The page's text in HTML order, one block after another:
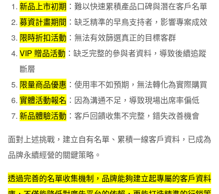
簡潔的登記流程
建立活動信任感
工具整合運用重點
情境六：實體活動報名｜新書導讀分享會案例
工具整合運用重點
情境七：新品體驗活動｜3C 產品體驗會案例
電子豹名單搜集神器，表單網頁工具助你有效累積潛在客
新品上市初期 ：難以快速累積產品口碑與潛在客戶名單
募資計畫期間 ：缺乏精準的早鳥支持者，影響專案成效
限時折扣活動 ：無法有效篩選真正的目標客群
VIP 贈品活動 ：缺乏完整的參與者資料，導致後續追蹤
斷層
限量商品優惠 ：使用率不如預期，無法轉化為實際購買
實體活動報名 ：因為溝通不足，導致現場出席率偏低
新品體驗活動 ：客戶回饋收集不完整，錯失改善機會
面對上述挑戰，建立自有名單、累積一線客戶資料，已成為
品牌永續經營的關鍵策略。
透過完善的名單收集機制，品牌能夠建立起專屬的客戶資料